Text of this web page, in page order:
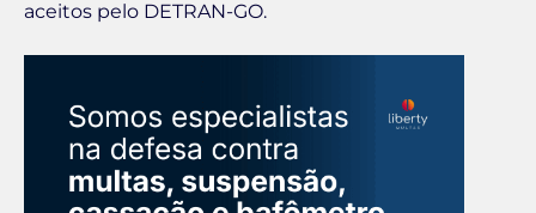
aceitos pelo DETRAN-GO.